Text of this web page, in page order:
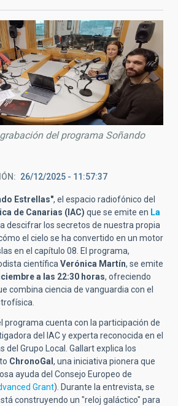
del programa Soñando
26/12/2025 - 11:57:37
Estrellas", el espacio radiofónico del
de Canarias (IAC) que se emite en La
descifrar los secretos de nuestra propia
el cielo se ha convertido en un motor
en el capítulo 08. El programa,
científicaVerónica Martín, se emite
a las 22:30 horas, ofreciendo
combina ciencia de vanguardia con el
programa cuenta con la participación de
del IAC y experta reconocida en el
del Grupo Local. Gallart explica los
ChronoGal , una iniciativa pionera que
ayuda del Consejo Europeo de
Grant). Durante la entrevista, se
construyendo un "reloj galáctico" para